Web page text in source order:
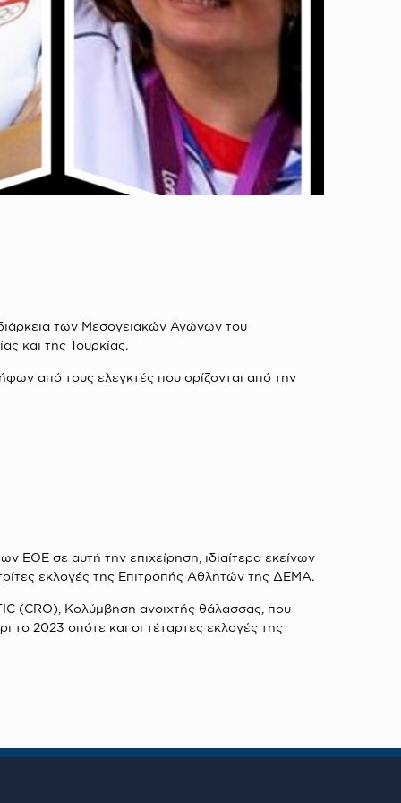
των Μεσογειακών Αγώνων του
και της Τουρκίας.
από τους ελεγκτές που ορίζονται από την
ΕΟΕ σε αυτή την επιχείρηση, ιδιαίτερα εκείνων
εκλογές της Επιτροπής Αθλητών της ΔΕΜΑ.
(CRO), Κολύμβηση ανοιχτής θάλασσας, που
2023 οπότε και οι τέταρτες εκλογές της